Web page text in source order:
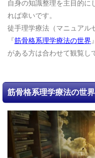
自身の知識整理を主目的に
れば幸いです。
徒手理学療法（マニュアル
『筋骨格系理学療法の世界
がある方は合わせて観覧し
筋骨格系理学療法の世界